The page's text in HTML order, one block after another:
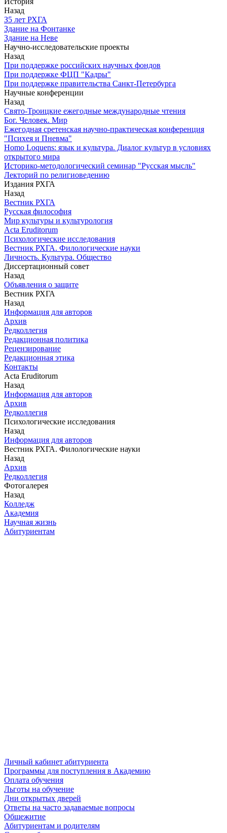
Назад
З5 лет РХГА
Здание на Фонтанке
Здание на Неве
Научно-исследовательские проекты
Назад
При поддержке российских научных фондов
При поддержке ФЦП "Кадры"
При поддержке правительства Санкт-Петербурга
Научные конференции
Назад
Свято-Троицкие ежегодные международные чтения
Бог. Человек. Мир
Ежегодная сретенская научно-практическая конференция
"Психея и Пневма"
Homo Loquens: язык и культура. Диалог культур в условиях
открытого мира
Историко-методологический семинар "Русская мысль"
Лекторий по религиоведению
Издания РХГА
Назад
Вестник РХГА
Русская философия
Мир культуры и культурология
Acta Eruditorum
Психологические исследования
Вестник РХГА. Филологические науки
Личность. Культура. Общество
Диссертационный совет
Назад
Объявления о защите
Вестник РХГА
Назад
Информация для авторов
Архив
Редколлегия
Редакционная политика
Рецензирование
Редакционная этика
Контакты
Acta Eruditorum
Назад
Информация для авторов
Архив
Редколлегия
Психологические исследования
Назад
Информация для авторов
Вестник РХГА. Филологические науки
Назад
Архив
Редколлегия
Фотогалерея
Назад
Колледж
Академия
Научная жизнь
Абитуриентам
Личный кабинет абитуриента
Программы для поступления в Академию
Оплата обучения
Льготы на обучение
Дни открытых дверей
Ответы на часто задаваемые вопросы
Общежитие
Абитуриентам и родителям